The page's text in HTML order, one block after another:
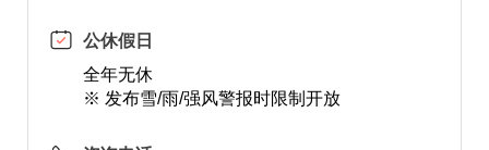
公休假日
全年无休
※ 发布雪/雨/强风警报时限制开放